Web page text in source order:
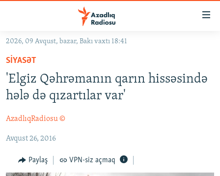
Əsas
qayıt
Əsas
naviqasiyaya
qayıt
Axtarışa
GÜNDƏM
#İZAHLA
KORRUPSIOMETR
FƏRQƏ BAX
QANUNI DOĞRU
ARAŞDIRMA
2026, 09 Avqust, bazar, Bakı vaxtı 18:41
SIYASƏT
'Elgiz Qəhrəmanın qarın hissəsində
hələ də qızartılar var'
AzadlıqRadiosu ©
Avqust 26, 2016
Paylaş VPN-siz açmaq